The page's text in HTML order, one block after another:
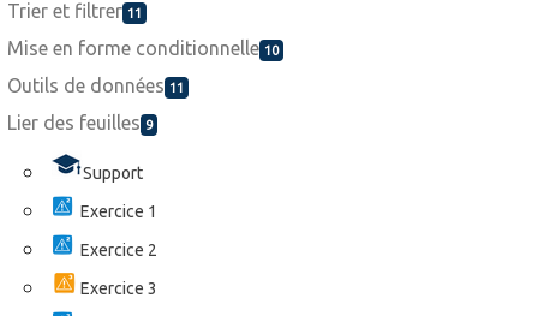
Trier et filtrer 11
Mise en forme conditionnelle 10
Outils de données 11
Lier des feuilles 9
Support
Exercice 1
Exercice 2
Exercice 3